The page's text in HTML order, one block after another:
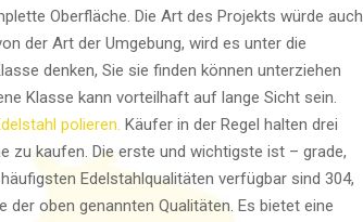
Oberfläche. Die Art des Projekts würde auch
der Art der Umgebung, wird es unter die
denken, Sie sie finden können unterziehen
Klasse kann vorteilhaft auf lange Sicht sein.
polieren. Käufer in der Regel halten drei
zu kaufen. Die erste und wichtigste ist – grade,
Edelstahlqualitäten verfügbar sind 304,
der oben genannten Qualitäten. Es bietet eine